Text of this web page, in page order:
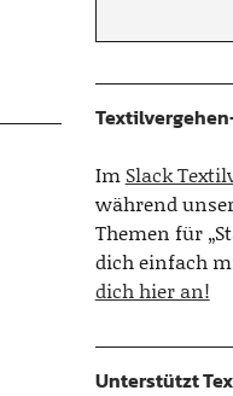
Im Slack
während
Themen für
dich einfach
dich hier an!
Unterstützt